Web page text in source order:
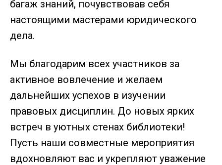
багаж знаний, почувствовав себя
настоящими мастерами юридического
дела.
Мы благодарим всех участников за
активное вовлечение и желаем
дальнейших успехов в изучении
правовых дисциплин. До новых ярких
встреч в уютных стенах библиотеки!
Пусть наши совместные мероприятия
вдохновляют вас и укрепляют уважение